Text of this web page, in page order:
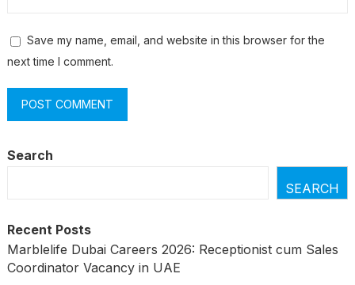
Save my name, email, and website in this browser for the
next time I comment.
Search
SEARCH
Recent Posts
Marblelife Dubai Careers 2026: Receptionist cum Sales
Coordinator Vacancy in UAE